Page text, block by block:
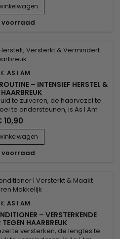
voorraad
AS I AM
– INTENSIEF HERSTEL &
te zuiveren, de haarvezel te
te ondersteunen, is As I Am
versterkende shampoo met
fijn, verzwakt of dunner
reinigt mild en stimuleert de
basis. Verrijkt met
biotine, Saw...
10,90
voorraad
AS I AM
– VERSTERKENDE
HAARBREUK
te versterken, de lengtes te